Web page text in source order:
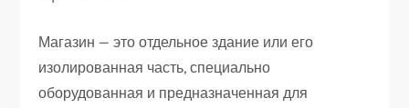
Магазин — это отдельное здание или его
изолированная часть, специально
оборудованная и предназначенная для